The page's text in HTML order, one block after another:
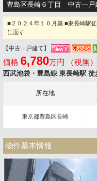
豊島区長崎６丁目 中古一戸
■２０２４年１０月築 ■東長崎駅
に面す
【中古一戸建て】
価格 6,780万円 （税無）
西武池袋・豊島線 東長崎駅 徒
所在地
東京都豊島区長崎
物件基本情報